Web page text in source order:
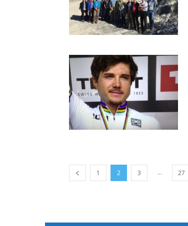
1 2 3 ... 27